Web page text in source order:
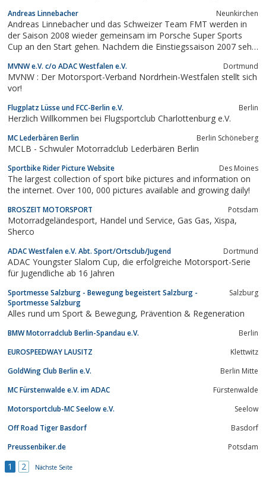
Andreas Linnebacher Neunkirchen
Andreas Linnebacher und das Schweizer Team FMT werden in
der Saison 2008 wieder gemeinsam im Porsche Super Sports
Cup an den Start gehen. Nachdem die Einstiegssaison 2007 sehr
Saarländer in der Saison 2008 den Titel in der Klasse 5c (997
CUP) ins Visier nehmen
MVNW e.V. c/o ADAC Westfalen e.V. Dortmund
MVNW : Der Motorsport-Verband Nordrhein-Westfalen stellt sich
vor!
Flugplatz Lüsse und FCC-Berlin e.V. Berlin
Herzlich Willkommen bei Flugsportclub Charlottenburg e.V.
MC Lederbären Berlin Berlin Schöneberg
MCLB - Schwuler Motorradclub Lederbären Berlin
Sportbike Rider Picture Website Des Moines
The largest collection of sport bike pictures and information on
the internet. Over 100, 000 pictures available and growing daily!
BROSZEIT MOTORSPORT Potsdam
Motorradgeländesport, Handel und Service, Gas Gas, Xispa,
Sherco
ADAC Westfalen e.V. Abt. Sport/Ortsclub/Jugend Dortmund
ADAC Youngster Slalom Cup, die erfolgreiche Motorsport-Serie
für Jugendliche ab 16 Jahren
Sportmesse Salzburg - Bewegung begeistert Salzburg -
Sportmesse Salzburg
Salzburg
Alles rund um Sport & Bewegung, Prävention & Regeneration
BMW Motorradclub Berlin-Spandau e.V.
Berlin
EUROSPEEDWAY LAUSITZ
Klettwitz
GoldWing Club Berlin e.V.
Berlin Mitte
MC Fürstenwalde e.V. im ADAC
Fürstenwalde
Motorsportclub-MC Seelow e.V.
Seelow
Off Road Tiger Basdorf
Basdorf
Preussenbiker.de
Potsdam
1 2 Nächste Seite